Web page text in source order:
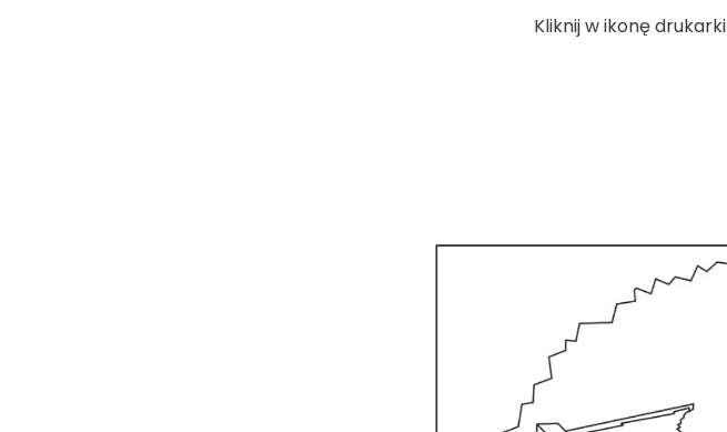
Kliknij w ikonę